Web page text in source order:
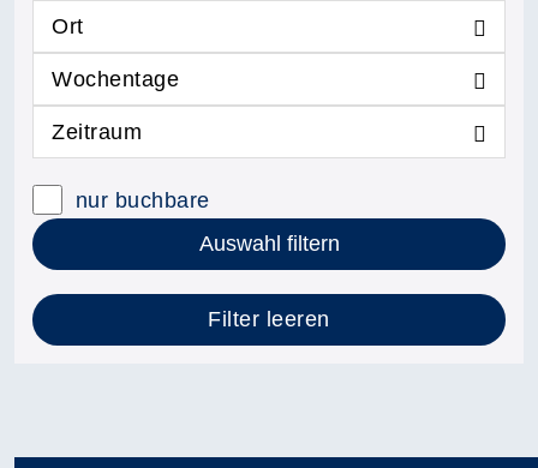
Ort
Wochentage
Zeitraum
nur buchbare
Auswahl filtern
Filter leeren